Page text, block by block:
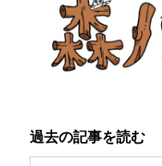
過去の記事を読む